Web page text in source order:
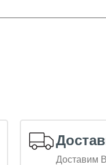
Доставим